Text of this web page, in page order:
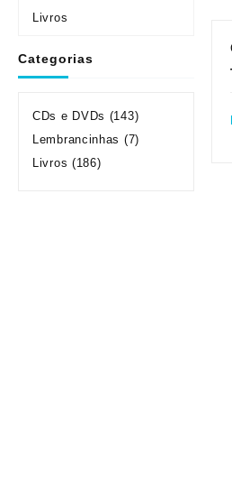
Livros
Categorias
CDs e DVDs (143)
Lembrancinhas (7)
Livros (186)